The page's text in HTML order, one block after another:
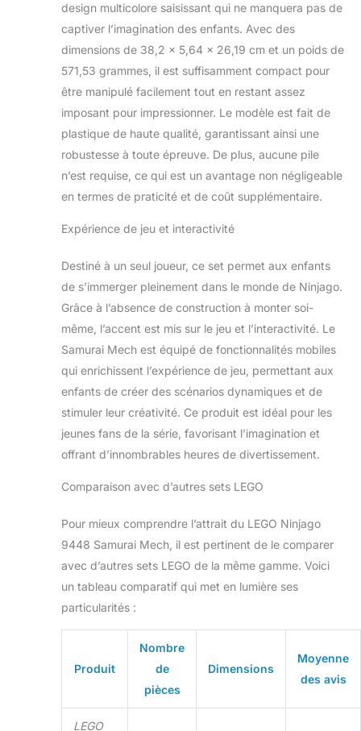
design multicolore saisissant qui ne manquera pas de
captiver l’imagination des enfants. Avec des
dimensions de 38,2 x 5,64 x 26,19 cm et un poids de
571,53 grammes, il est suffisamment compact pour
être manipulé facilement tout en restant assez
imposant pour impressionner. Le modèle est fait de
plastique de haute qualité, garantissant ainsi une
robustesse à toute épreuve. De plus, aucune pile
n’est requise, ce qui est un avantage non négligeable
en termes de praticité et de coût supplémentaire.
Expérience de jeu et interactivité
Destiné à un seul joueur, ce set permet aux enfants
de s’immerger pleinement dans le monde de Ninjago.
Grâce à l’absence de construction à monter soi-
même, l’accent est mis sur le jeu et l’interactivité. Le
Samurai Mech est équipé de fonctionnalités mobiles
qui enrichissent l’expérience de jeu, permettant aux
enfants de créer des scénarios dynamiques et de
stimuler leur créativité. Ce produit est idéal pour les
jeunes fans de la série, favorisant l’imagination et
offrant d’innombrables heures de divertissement.
Comparaison avec d’autres sets LEGO
Pour mieux comprendre l’attrait du LEGO Ninjago
9448 Samurai Mech, il est pertinent de le comparer
avec d’autres sets LEGO de la même gamme. Voici
un tableau comparatif qui met en lumière ses
particularités :
Produit
Nombre
de
pièces
Dimensions
Moyenne
des avis
LEGO